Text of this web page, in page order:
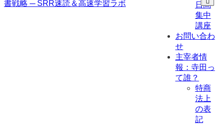
日間
集中
講座
お問い合わ
せ
主宰者情
報：寺田っ
て誰？
特商
法上
の表
記